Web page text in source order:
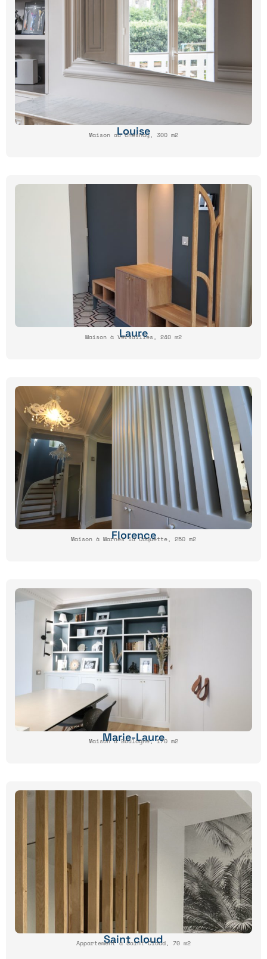
Louise
Maison au Chesnay, 300 m2
Laure
Maison à Versailles, 240 m2
Florence
Maison à Marnes la Coquette, 250 m2
Marie-Laure
Maison à Boulogne, 170 m2
Saint cloud
Appartement à Saint-Cloud, 70 m2